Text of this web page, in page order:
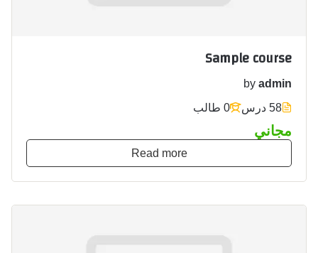
Sample course
by admin
58 درس
0 طالب
مجاني
Read more